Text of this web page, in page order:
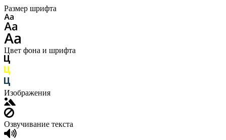
Размер шрифта
Цвет фона и шрифта
Изображения
Озвучивание текста